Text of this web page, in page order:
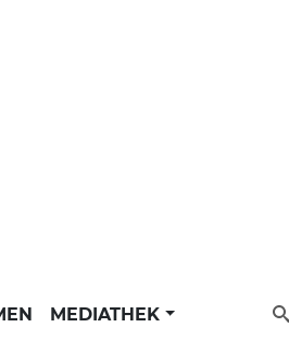
MEDIATHEK